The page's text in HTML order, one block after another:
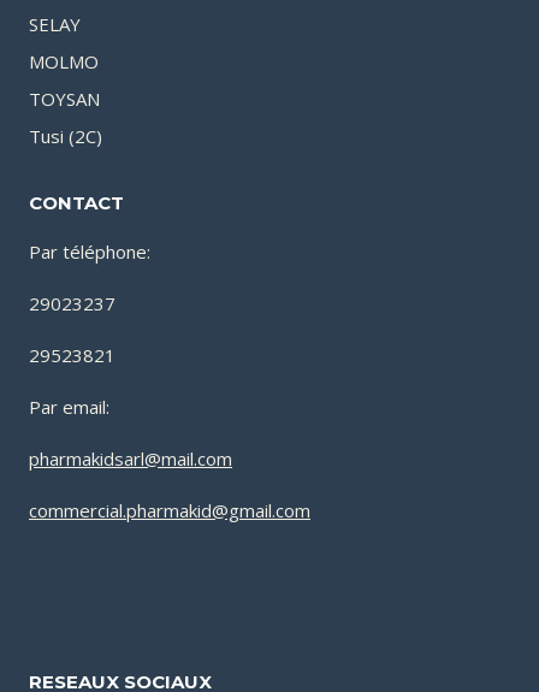
SELAY
MOLMO
TOYSAN
Tusi (2C)
CONTACT
Par téléphone:
29023237
29523821
Par email:
pharmakidsarl@mail.com
commercial.pharmakid@gmail.com
RESEAUX SOCIAUX